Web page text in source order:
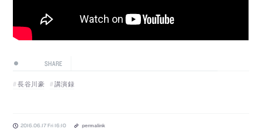
SHARE
長谷川豪 講演録
2016.06.17 Fri 16:10 permalink